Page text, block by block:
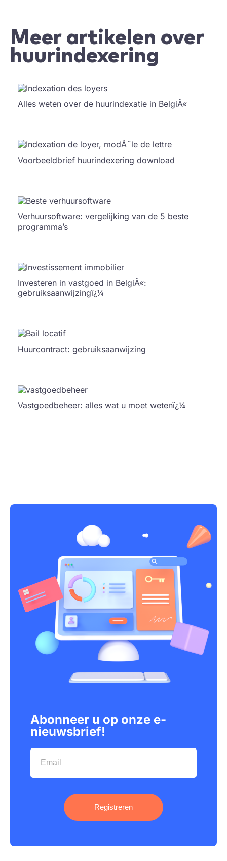
Meer artikelen over
huurindexering
Alles weten over de huurindexatie in BelgiÃ«
Voorbeeldbrief huurindexering download
Verhuursoftware: vergelijking van de 5 beste
programma’s
Investeren in vastgoed in BelgiÃ«:
gebruiksaanwijzingï¿¼
Huurcontract: gebruiksaanwijzing
Vastgoedbeheer: alles wat u moet wetenï¿¼
Abonneer u op onze e-
nieuwsbrief!
Registreren